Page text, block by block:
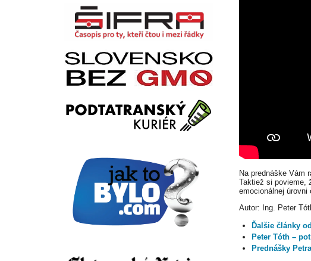
Na prednáške Vám
Taktiež si povieme,
emocionálnej úrovni
Autor: Ing. Peter
Ďalšie články
Peter Tóth –
Prednášky